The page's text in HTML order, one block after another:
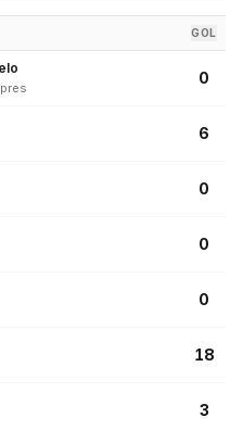
GOL
pres
0
6
0
0
0
18
3